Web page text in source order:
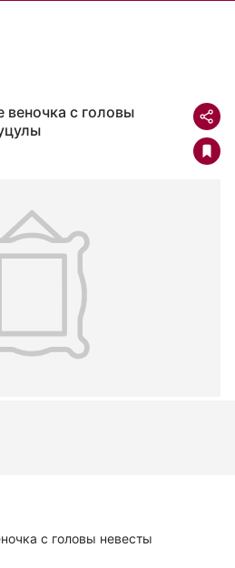
веночка с головы
с головы невесты